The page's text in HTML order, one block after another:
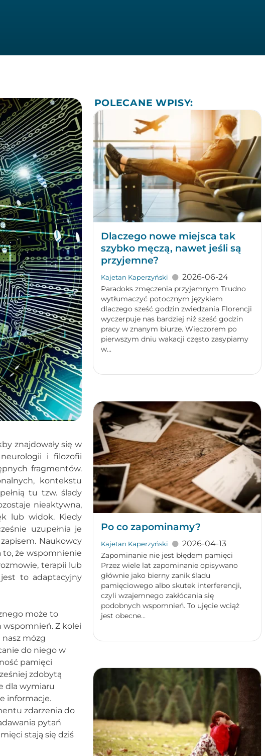
znajdowały się w
i filozofii
fragmentów.
kontekstu
tu tzw. ślady
nieaktywna,
lub widok. Kiedy
uzupełnia je
Naukowcy
to, że wspomnienie
terapii lub
to adaptacyjny
może to
wspomnień. Z kolei
mózg
do niego w
pamięci
zdobytą
dla wymiaru
informacje.
zdarzenia do
pytań
stają się dziś
POLECANE WPISY:
Dlaczego nowe miejsca tak
szybko męczą, nawet jeśli są
przyjemne?
Kajetan Kaperzyński 2026-06-24
Paradoks zmęczenia przyjemnym Trudno
wytłumaczyć potocznym językiem
dlaczego sześć godzin zwiedzania Florencji
wyczerpuje nas bardziej niż sześć godzin
pracy w znanym biurze. Wieczorem po
pierwszym dniu wakacji często zasypiamy
w...
Po co zapominamy?
Kajetan Kaperzyński 2026-04-13
Zapominanie nie jest błędem pamięci
Przez wiele lat zapominanie opisywano
głównie jako bierny zanik śladu
pamięciowego albo skutek interferencji,
czyli wzajemnego zakłócania się
podobnych wspomnień. To ujęcie wciąż
jest obecne...